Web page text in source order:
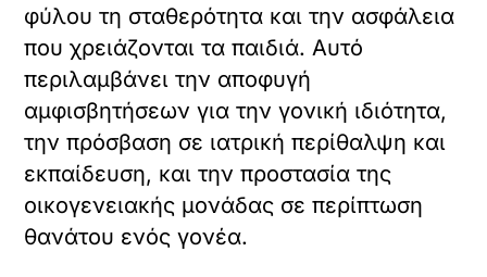
φύλου τη σταθερότητα και την ασφάλεια
που χρειάζονται τα παιδιά. Αυτό
περιλαμβάνει την αποφυγή
αμφισβητήσεων για την γονική ιδιότητα,
την πρόσβαση σε ιατρική περίθαλψη και
εκπαίδευση, και την προστασία της
οικογενειακής μονάδας σε περίπτωση
θανάτου ενός γονέα.